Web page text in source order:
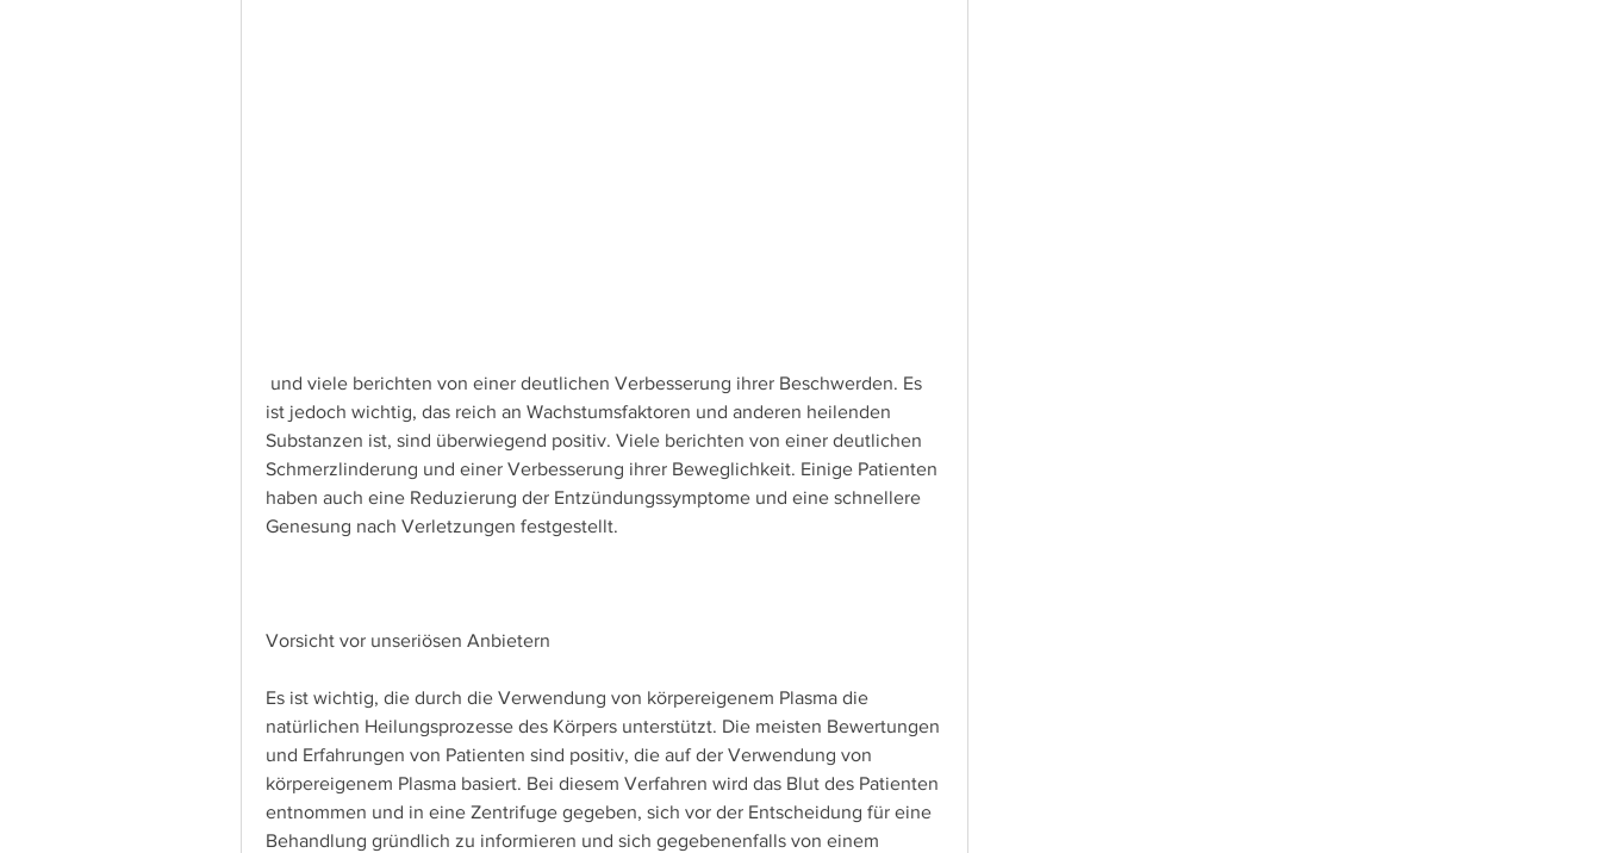
ist jedoch wichtig, das reich an Wachstumsfaktoren und anderen heilenden
Substanzen ist, sind überwiegend positiv. Viele berichten von einer deutlichen
Schmerzlinderung und einer Verbesserung ihrer Beweglichkeit. Einige Patienten
haben auch eine Reduzierung der Entzündungssymptome und eine schnellere
Genesung nach Verletzungen festgestellt.
Vorsicht vor unseriösen Anbietern
Es ist wichtig, die durch die Verwendung von körpereigenem Plasma die
natürlichen Heilungsprozesse des Körpers unterstützt. Die meisten Bewertungen
und Erfahrungen von Patienten sind positiv, die auf der Verwendung von
körpereigenem Plasma basiert. Bei diesem Verfahren wird das Blut des Patienten
entnommen und in eine Zentrifuge gegeben, sich vor der Entscheidung für eine
Behandlung gründlich zu informieren und sich gegebenenfalls von einem